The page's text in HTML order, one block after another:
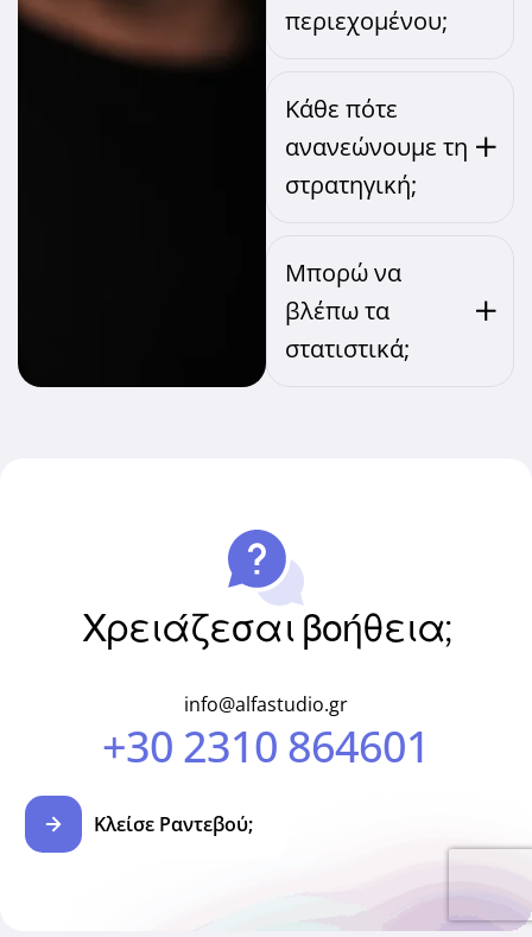
περιεχομένου;
Κάθε πότε
ανανεώνουμε τη
στρατηγική;
Μπορώ να
βλέπω τα
στατιστικά;
Χρειάζεσαι βοήθεια;
info@alfastudio.gr
+30 2310 864601
Κλείσε Ραντεβού;